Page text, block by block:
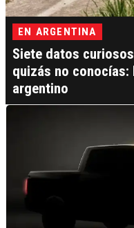
EN ARGENTINA
Siete datos
quizás no
argentino